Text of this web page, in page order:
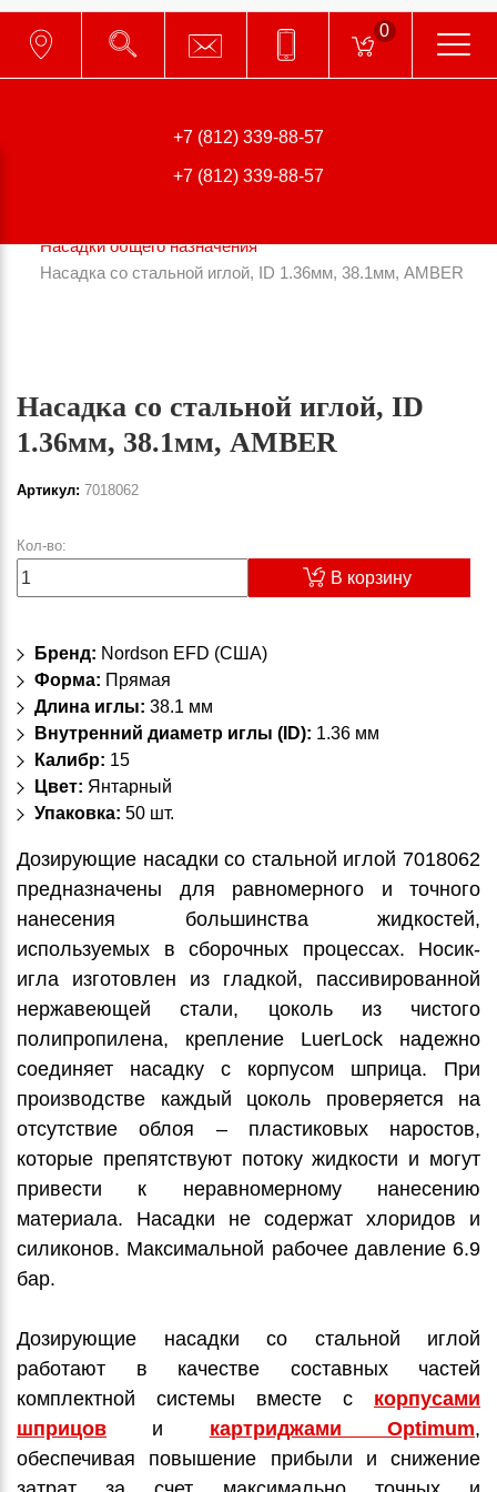
Цветочная ул., д.18, лит. А, оф. 108
+7 (812) 339-88-57
+7 (812) 339-88-57
0
Насадки общего назначения
Насадка со стальной иглой, ID 1.36мм, 38.1мм, AMBER
Насадка со стальной иглой, ID
1.36мм, 38.1мм, AMBER
Артикул: 7018062
Кол-во:
В корзину
Бренд: Nordson EFD (США)
Форма: Прямая
Длина иглы: 38.1 мм
Внутренний диаметр иглы (ID): 1.36 мм
Калибр: 15
Цвет: Янтарный
Упаковка: 50 шт.
Дозирующие насадки со стальной иглой 7018062
предназначены для равномерного и точного
нанесения большинства жидкостей,
используемых в сборочных процессах. Носик-
игла изготовлен из гладкой, пассивированной
нержавеющей стали, цоколь из чистого
полипропилена, крепление LuerLock надежно
соединяет насадку с корпусом шприца. При
производстве каждый цоколь проверяется на
отсутствие облоя – пластиковых наростов,
которые препятствуют потоку жидкости и могут
привести к неравномерному нанесению
материала. Насадки не содержат хлоридов и
силиконов. Максимальной рабочее давление 6.9
бар.
Дозирующие насадки со стальной иглой
работают в качестве составных частей
комплектной системы вместе с корпусами
шприцов и картриджами Optimum,
обеспечивая повышение прибыли и снижение